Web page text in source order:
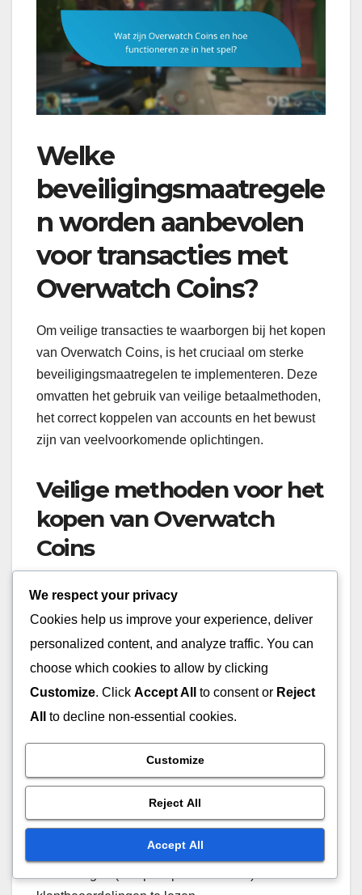
Welke
beveiligingsmaatregele
n worden aanbevolen
voor transacties met
Overwatch Coins?
Om veilige transacties te waarborgen bij het kopen
van Overwatch Coins, is het cruciaal om sterke
beveiligingsmaatregelen te implementeren. Deze
omvatten het gebruik van veilige betaalmethoden,
het correct koppelen van accounts en het bewust
zijn van veelvoorkomende oplichtingen.
Veilige methoden voor het
kopen van Overwatch
Coins
Wanneer je Overwatch Coins koopt, kies dan voor
gerenommeerde digitale portemonnees. Deze
methoden bieden vaak extra beveiligingslagen,
waardoor het moeilijker wordt voor oplichters om
toegang te krijgen tot je financiële informatie.
Koop altijd van officiële platforms of
geautoriseerde verkopers. Dit minimaliseert het
risico om te maken te krijgen met vervalste coins
of oplichting. Verifieer de legitimiteit van de
website door te controleren op veilige
We respect your privacy
Cookies help us improve your experience, deliver
personalized content, and analyze traffic. You can
choose which cookies to allow by clicking
Customize. Click Accept All to consent or Reject
All
to decline non-essential cookies.
Customize
Reject All
Accept All